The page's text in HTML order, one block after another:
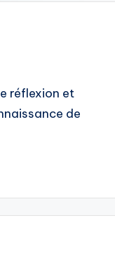
réflexion et
de